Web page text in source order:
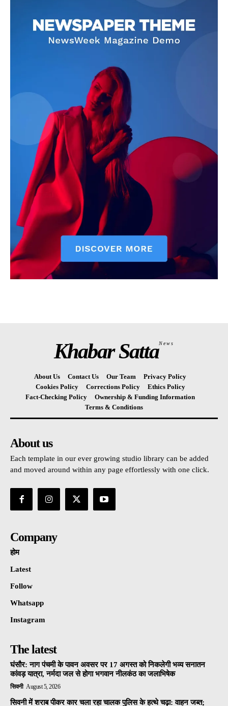
Khabar SattaNews
About Us Contact Us Our Team
Privacy Policy
Cookies Policy
Corrections Policy
Ethics Policy
Fact-Checking Policy
Ownership & Funding Information
Terms & Conditions
About us
Each template in our ever growing studio library can be added
and moved around within any page effortlessly with one click.
Company
होम
Latest
Follow
Whatsapp
Instagram
The latest
घंसौर: नाग पंचमी के पावन अवसर पर 17 अगस्त को निकलेगी भव्य सनातन
कांवड़ यात्रा, नर्मदा जल से होगा भगवान नीलकंठ का जलाभिषेक
सिवनी August 5, 2026
सिवनी में शराब पीकर कार चला रहा चालक पुलिस के हत्थे चढ़ा: वाहन जब्त;